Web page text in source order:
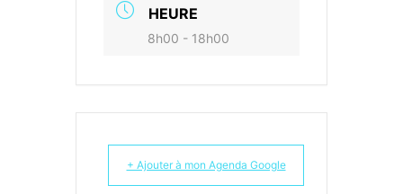
HEURE
8h00 - 18h00
+ Ajouter à mon Agenda Google